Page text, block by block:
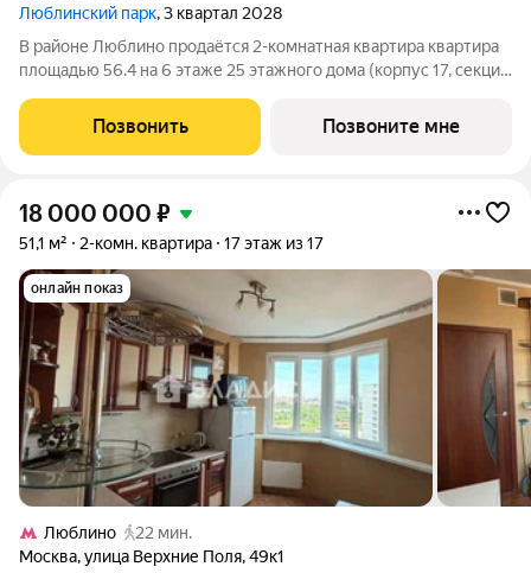
Люблинский парк, 3 квартал 2028
В районе Люблино продаётся 2-комнатная квартира квартира
площадью 56.4 на 6 этаже 25 этажного дома (корпус 17, секция
15 минут пешком до станции метро «Братиславская» и МЦД
«Перерва». 11 минут
Позвонить Позвоните мне
18 000 000 ₽
51,1 м² 2-комн. квартира 17 этаж из 17
онлайн показ
Люблино
22 мин.
Москва,улица Верхние Поля,49к1